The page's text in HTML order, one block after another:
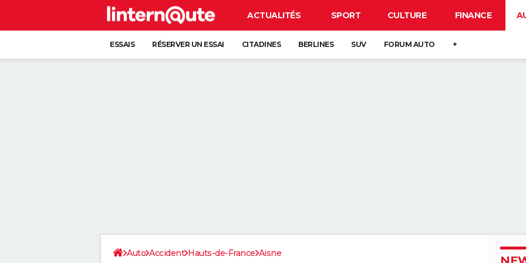
ACTUALITÉS SPORT CULTURE FINANCE
ESSAIS RÉSERVER UN ESSAI CITADINES BERLINES SUV FORUM AUTO +
Auto Accident Hauts-de-France Aisne